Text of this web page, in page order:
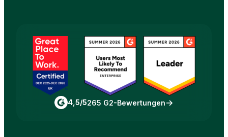
4,5/5265 G2-Bewertungen